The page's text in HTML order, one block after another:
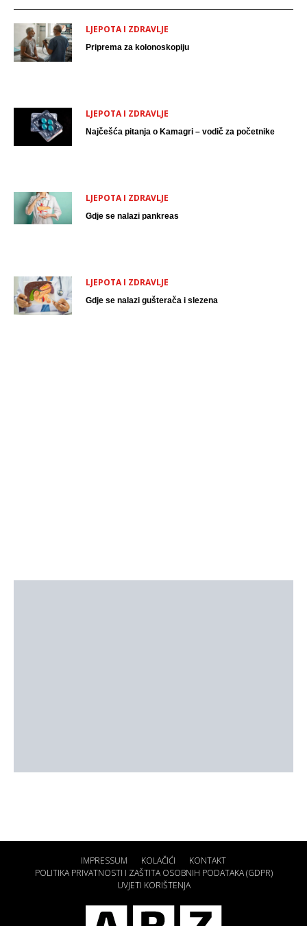
LJEPOTA I ZDRAVLJE
Priprema za kolonoskopiju
LJEPOTA I ZDRAVLJE
Najčešća pitanja o Kamagri – vodič za početnike
LJEPOTA I ZDRAVLJE
Gdje se nalazi pankreas
LJEPOTA I ZDRAVLJE
Gdje se nalazi gušterača i slezena
IMPRESSUM KOLAČIĆI
KONTAKT
POLITIKA PRIVATNOSTI I ZAŠTITA OSOBNIH PODATAKA (GDPR)
UVJETI KORIŠTENJA